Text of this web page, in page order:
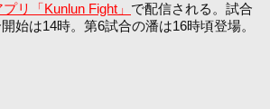
リ「Kunlun Fight」 で配信される。試合
始は14時。第6試合の潘は16時頃登場。